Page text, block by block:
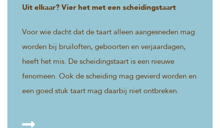
Uit elkaar? Vier het met een scheidingstaart
Voor wie dacht dat de taart alleen aangesneden mag
worden bij bruiloften, geboorten en verjaardagen,
heeft het mis. De scheidingstaart is een nieuwe
fenomeen. Ook de scheiding mag gevierd worden en
een goed stuk taart mag daarbij niet ontbreken.